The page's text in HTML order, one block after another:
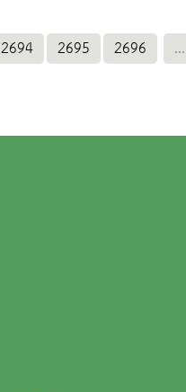
2694 2695 2696 ...